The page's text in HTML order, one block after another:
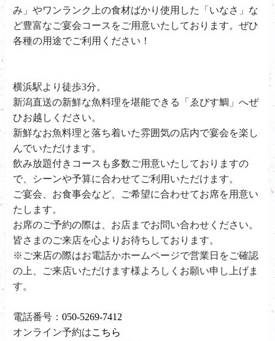
み」やワンランク上の食材ばかり使用した「いなさ」な
ど豊富なご宴会コースをご用意いたしております。ぜひ
各種の用途でご利用ください！
横浜駅より徒歩3分。
新潟直送の新鮮な魚料理を堪能できる「ゑびす鯛」へぜ
ひお越しください。
新鮮なお魚料理と落ち着いた雰囲気の店内で宴会を楽し
んでいただけます。
飲み放題付きコースも多数ご用意いたしておりますの
で、シーンや予算に合わせてご利用いただけます。
ご宴会、お食事会など、ご希望に合わせてお席を用意い
たします。
お席のご予約の際は、お店までお問い合わせください。
皆さまのご来店を心よりお待ちしております。
※ご来店の際はお電話かホームページで営業日をご確認
の上、ご来店いただけます様よろしくお願い申し上げま
す。
電話番号：050-5269-7412
オンライン予約はこちら